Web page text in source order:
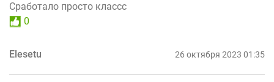
Сработало просто классс
0
Elesetu 26 октября 2023 01:35